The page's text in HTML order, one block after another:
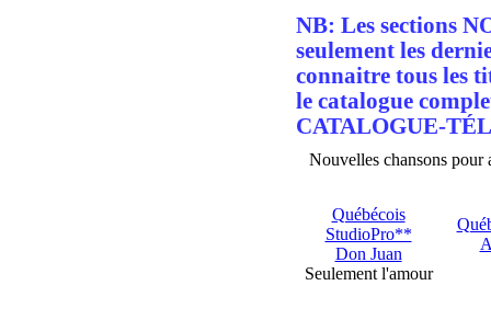
NB: Les sections
seulement les
connaitre tous les
le catalogue
CATALOGUE-
Nouvelles chansons pour
Québécois
StudioPro**
Don Juan
Seulement l'amour